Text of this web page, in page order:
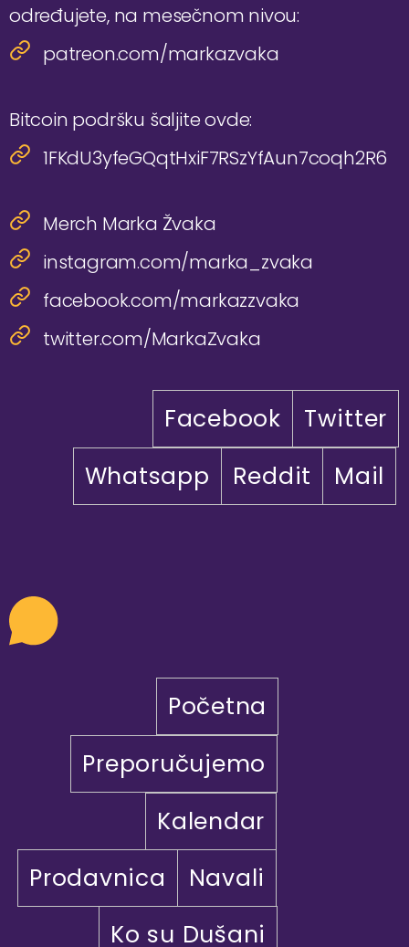
određujete, na mesečnom nivou:
patreon.com/markazvaka
Bitcoin podršku šaljite ovde:
1FKdU3yfeGQqtHxiF7RSzYfAun7coqh2R6
Merch Marka Žvaka
instagram.com/marka_zvaka
facebook.com/markazzvaka
twitter.com/MarkaZvaka
Facebook
Twitter
Whatsapp
Reddit Mail
Početna
Preporučujemo
Kalendar
Prodavnica
Navali
Ko su Dušani